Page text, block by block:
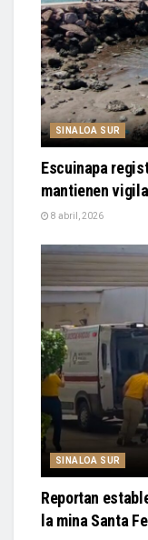
SINALOA SUR
Escuinapa
mantienen
8 abril, 2026
SINALOA SUR
Reportan
la mina Santa